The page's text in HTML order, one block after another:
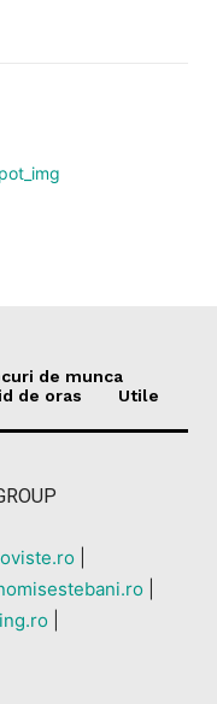
de munca
de oras Utile